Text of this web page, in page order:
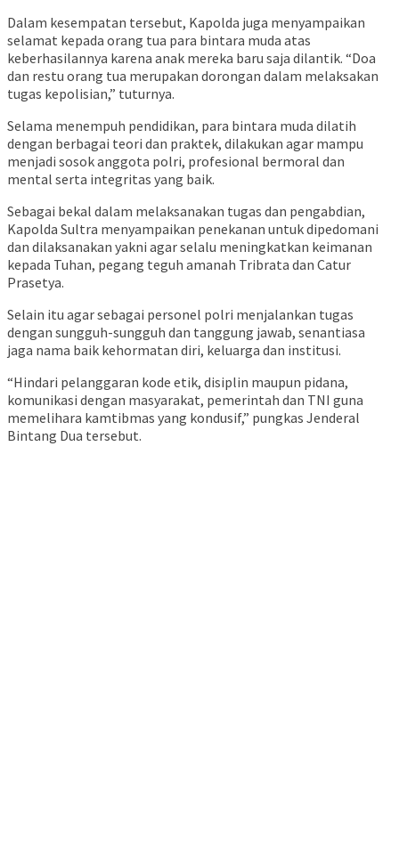
Dalam kesempatan tersebut, Kapolda juga menyampaikan
selamat kepada orang tua para bintara muda atas
keberhasilannya karena anak mereka baru saja dilantik. “Doa
dan restu orang tua merupakan dorongan dalam melaksakan
tugas kepolisian,” tuturnya.
Selama menempuh pendidikan, para bintara muda dilatih
dengan berbagai teori dan praktek, dilakukan agar mampu
menjadi sosok anggota polri, profesional bermoral dan
mental serta integritas yang baik.
Sebagai bekal dalam melaksanakan tugas dan pengabdian,
Kapolda Sultra menyampaikan penekanan untuk dipedomani
dan dilaksanakan yakni agar selalu meningkatkan keimanan
kepada Tuhan, pegang teguh amanah Tribrata dan Catur
Prasetya.
Selain itu agar sebagai personel polri menjalankan tugas
dengan sungguh-sungguh dan tanggung jawab, senantiasa
jaga nama baik kehormatan diri, keluarga dan institusi.
“Hindari pelanggaran kode etik, disiplin maupun pidana,
komunikasi dengan masyarakat, pemerintah dan TNI guna
memelihara kamtibmas yang kondusif,” pungkas Jenderal
Bintang Dua tersebut.